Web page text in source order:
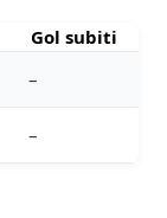
Gol subiti
–
–